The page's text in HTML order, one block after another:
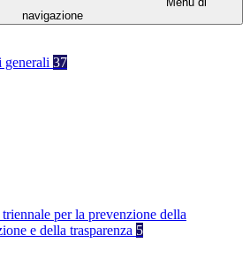
navigazione
generali 37
per la prevenzione della
e della trasparenza 5